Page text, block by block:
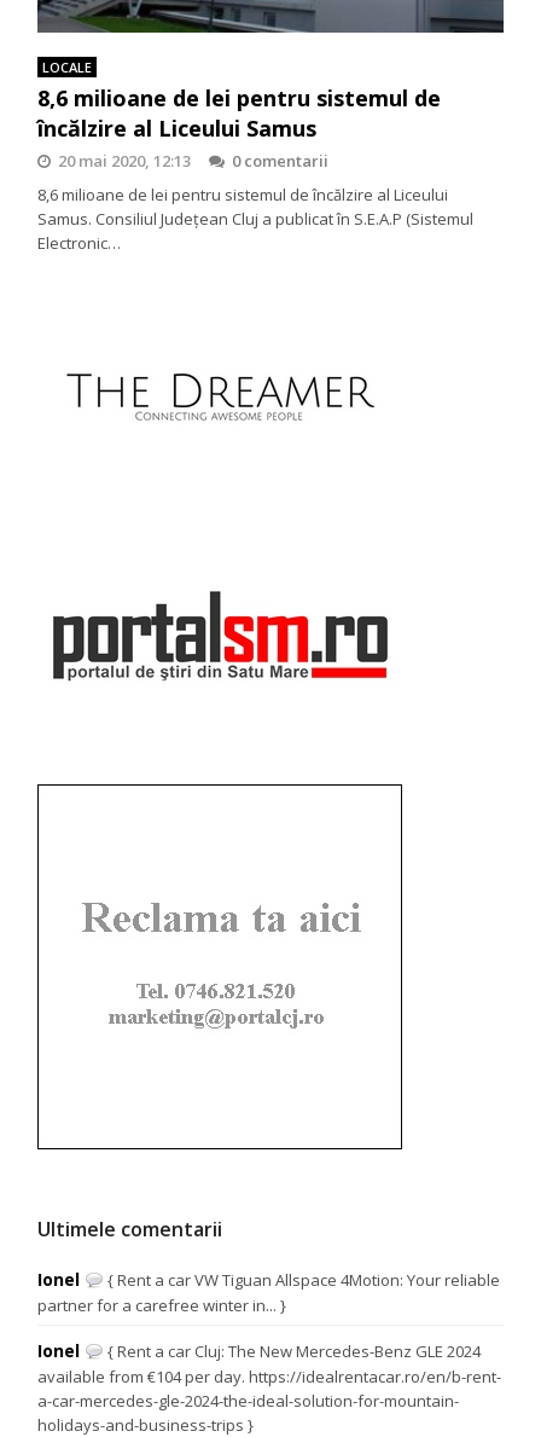
LOCALE
8,6 milioane de lei pentru sistemul de
încălzire al Liceului Samus
20 mai 2020, 12:13
0 comentarii
8,6 milioane de lei pentru sistemul de încălzire al Liceului
Samus. Consiliul Județean Cluj a publicat în S.E.A.P (Sistemul
Electronic…
Ultimele comentarii
Ionel
{ Rent a car VW Tiguan Allspace 4Motion: Your reliable
partner for a carefree winter in... }
Ionel
{ Rent a car Cluj: The New Mercedes-Benz GLE 2024
available from €104 per day. https://idealrentacar.ro/en/b-rent-
a-car-mercedes-gle-2024-the-ideal-solution-for-mountain-
holidays-and-business-trips }